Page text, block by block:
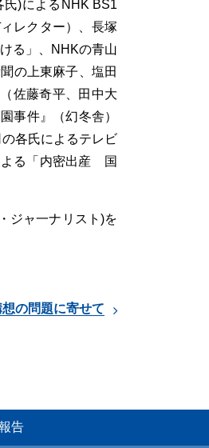
)によるNHK BS1
レクター）、長塚
る」、NHKの青山
の上東麻子、塩田
佐藤奇平、田中大
事件』（幻冬舎）
各氏によるテレビ
よる「内密出産 国
ジャ一ナリスト)を
の問題に寄せて
告